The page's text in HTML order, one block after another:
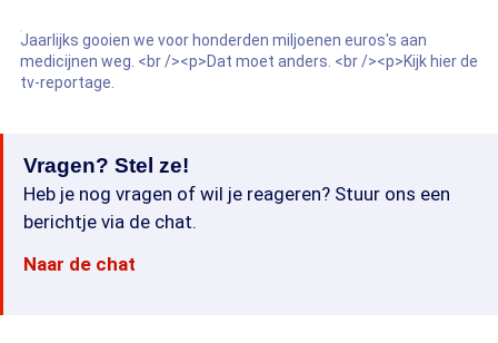
Jaarlijks gooien we voor honderden miljoenen euros's aan
medicijnen weg. <br /><p>Dat moet anders. <br /><p>Kijk hier de
tv-reportage.
Vragen? Stel ze!
Heb je nog vragen of wil je reageren? Stuur ons een
berichtje via de chat.
Naar de chat